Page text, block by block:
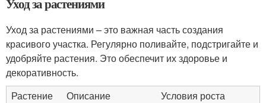
Уход за растениями
Уход за растениями – это важная часть создания
красивого участка. Регулярно поливайте, подстригайте и
удобряйте растения. Это обеспечит их здоровье и
декоративность.
Растение
Описание Условия роста